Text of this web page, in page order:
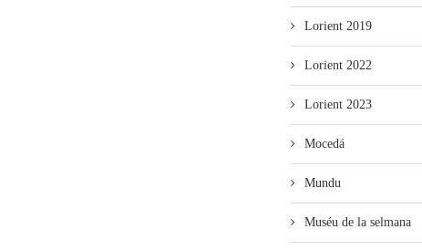
Lorient 2019
Lorient 2022
Lorient 2023
Mocedá
Mundu
Muséu de la selmana